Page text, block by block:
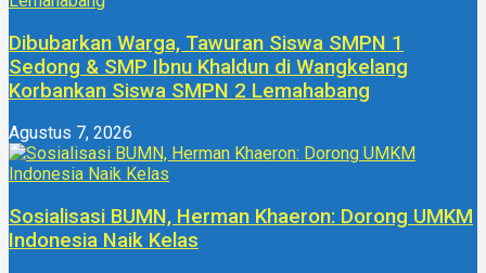
Dibubarkan Warga, Tawuran Siswa SMPN 1
Sedong & SMP Ibnu Khaldun di Wangkelang
Korbankan Siswa SMPN 2 Lemahabang
Agustus 7, 2026
Sosialisasi BUMN, Herman Khaeron: Dorong UMKM
Indonesia Naik Kelas